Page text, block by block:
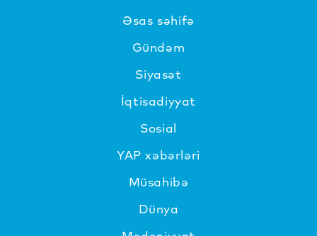
Əsas səhifə
Gündəm
Siyasət
İqtisadiyyat
Sosial
YAP xəbərləri
Müsahibə
Dünya